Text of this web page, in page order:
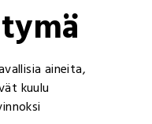
aineita,
kuulu